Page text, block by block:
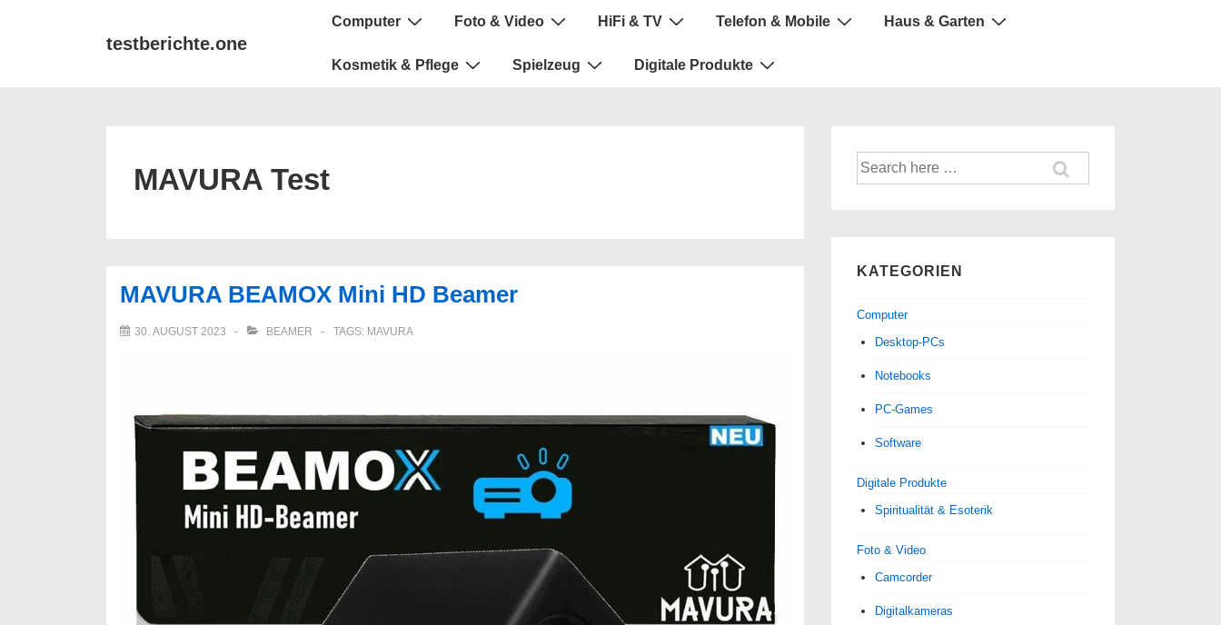
testberichte.one
Main
Computer Foto & Video HiFi & TV Telefon & Mobile Haus & Garten
Kosmetik & Pflege Spielzeug Digitale Produkte
MAVURA Test
MAVURA BEAMOX Mini HD Beamer
30. AUGUST 2023 BEAMER TAGS: MAVURA
Suche
nach:
KATEGORIEN
Computer
Desktop-PCs
Notebooks
PC-Games
Software
Digitale Produkte
Spiri­tua­lität & Esoterik
Foto & Video
Camcorder
Digitalkameras